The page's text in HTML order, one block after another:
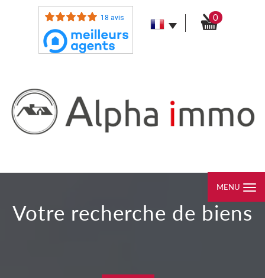
18 avis 0
MENU
votre recherche de biens